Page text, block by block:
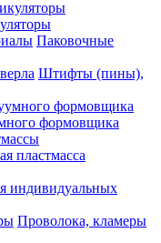
Паковочные
Штифты (пины),
формовщика
пластмасса
индивидуальных
Проволока, кламеры